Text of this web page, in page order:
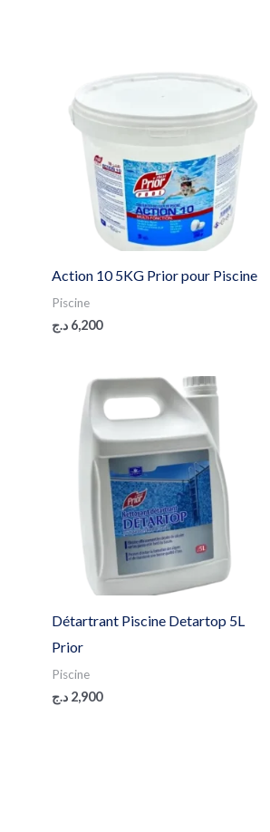
Action 10 5KG Prior pour Piscine
Piscine
6,200 د.ج
Détartrant Piscine Detartop 5L
Prior
Piscine
2,900 د.ج